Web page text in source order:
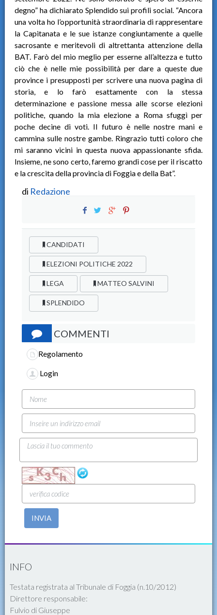
degno” ha dichiarato Splendido sui profili social. “Ancora
una volta ho l’opportunità straordinaria di rappresentare
la Capitanata e le sue istanze congiuntamente a quelle
sacrosante e meritevoli di altrettanta attenzione della
BAT. Farò del mio meglio per esserne all’altezza e tutto
ciò che è nelle mie possibilità per dare a queste due
province i presupposti per scrivere una nuova pagina di
storia, e lo farò esattamente con la stessa
determinazione e passione messa alle scorse elezioni
politiche, quando la mia elezione a Roma sfuggì per
poche decine di voti. Il futuro è nelle nostre mani e
cammina sulle nostre gambe. Ringrazio tutti coloro che
mi saranno vicini in questa nuova appassionante sfida.
Insieme, ne sono certo, faremo grandi cose per il riscatto
e la crescita della provincia di Foggia e della Bat”.
di Redazione
CANDIDATI
ELEZIONI POLITICHE 2022
LEGA MATTEO SALVINI
SPLENDIDO
COMMENTI
Regolamento
Login
INVIA
INFO
Testata registrata al Tribunale di Foggia (n.10/2012)
Direttore responsabile:
Fulvio di Giuseppe